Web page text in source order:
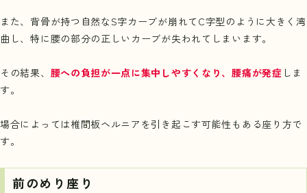
また、背骨が持つ自然なS字カーブが崩れてC字型のように大きく湾
曲し、特に腰の部分の正しいカーブが失われてしまいます。
その結果、 腰への負担が一点に集中しやすくなり、腰痛が発症 しま
す。
場合によっては椎間板ヘルニアを引き起こす可能性もある座り方で
す。
前のめり座り